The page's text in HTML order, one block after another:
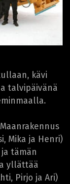
kävi
talvipäivänä
Mika ja Henri)
tämän
yllättää
Pirjo ja Ari)